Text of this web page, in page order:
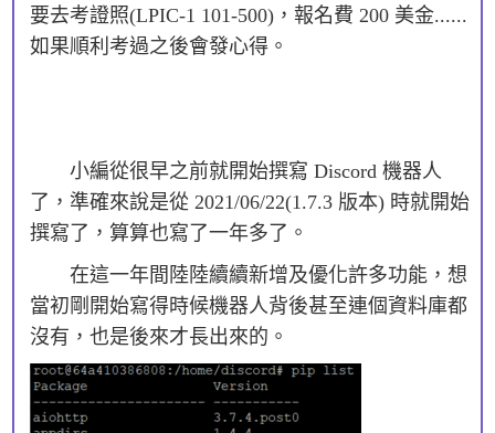
要去考證照(LPIC-1 101-500)，報名費 200 美金......
如果順利考過之後會發心得。
小編從很早之前就開始撰寫 Discord 機器人
了，準確來說是從 2021/06/22(1.7.3 版本) 時就開始
撰寫了，算算也寫了一年多了。
在這一年間陸陸續續新增及優化許多功能，想
當初剛開始寫得時候機器人背後甚至連個資料庫都
沒有，也是後來才長出來的。